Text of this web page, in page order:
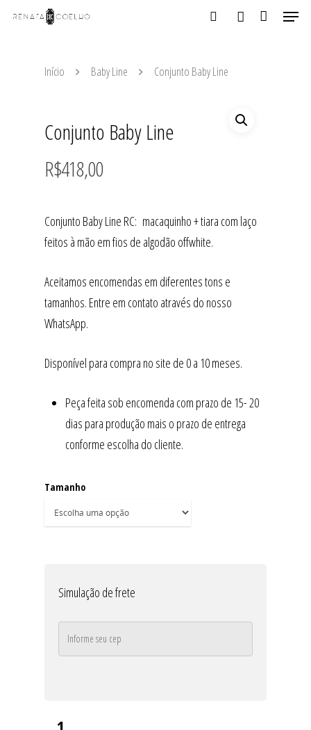
Início Baby Line Conjunto Baby Line
Conjunto Baby Line
R$418,00
Conjunto Baby Line RC: macaquinho + tiara com laço
feitos à mão em fios de algodão offwhite.
Aceitamos encomendas em diferentes tons e
tamanhos. Entre em contato através do nosso
WhatsApp.
Disponível para compra no site de 0 a 10 meses.
Peça feita sob encomenda com prazo de 15- 20
dias para produção mais o prazo de entrega
conforme escolha do cliente.
Tamanho
Simulação de frete